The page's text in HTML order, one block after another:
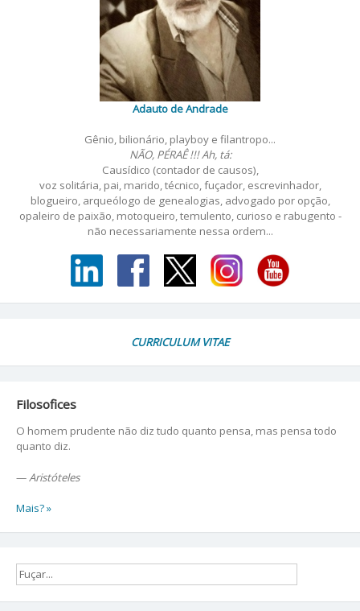
Adauto de Andrade
Gênio, bilionário, playboy e filantropo...
NÃO, PÉRAÊ !!! Ah, tá:
Causídico (contador de causos),
voz solitária, pai, marido, técnico, fuçador, escrevinhador,
blogueiro, arqueólogo de genealogias, advogado por opção,
opaleiro de paixão, motoqueiro, temulento, curioso e rabugento -
não necessariamente nessa ordem...
CURRICULUM VITAE
Filosofices
O homem prudente não diz tudo quanto pensa, mas pensa todo
quanto diz.
— Aristóteles
Mais? »